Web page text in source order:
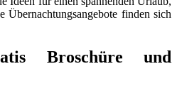
Übernachtungsangebote finden sich
Broschüre und